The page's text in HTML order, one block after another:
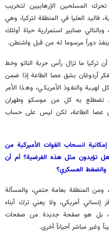
المسلحين الإرهابيين لتخريب
فاليد العليا في المنطقة لتركيا، وهي
صنابير استمرارية حياة أولئك
ينفذ دوراً مرسوما له من قبل واشنطن.
أن تركيا ما تزال رأس حربة الناتو وخط
أردوغان بشق عصا الطاعة إذا ضمن
والنفوذ الأمريكي، وهذا الأمر
تضطلع به كل من موسكو وطهران
عصا الطاعة، لكن ليس على حساب
انسحاب القوات الأميركية من
تؤيدون مثل هذه الفرضية؟ أم أن
والضغط العسكري؟
المنطقة بعامة حتمي، والمسألة
أمريكي، ولا يعني ترك أبناء
بل هو صفحة جديدة من صفحات
وغير مباشر أحياناً أخرى.